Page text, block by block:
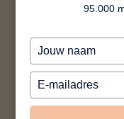
95.000
Typ
je
naam
Typ
je
e-